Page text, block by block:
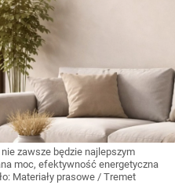
zawsze będzie najlepszym
moc, efektywność energetyczna
Materiały prasowe / Tremet